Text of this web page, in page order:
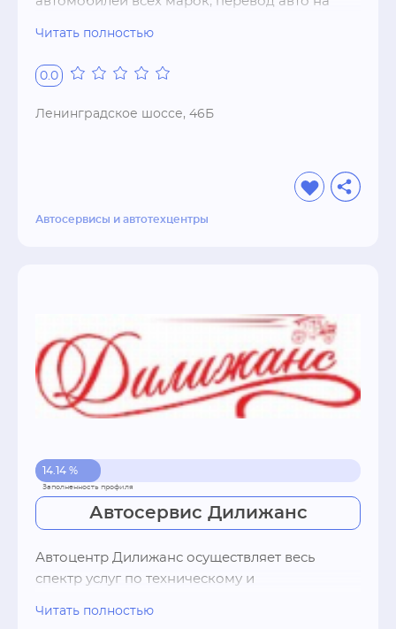
Читать полностью
0.0
Ленинградское шоссе, 46Б
Автосервисы и автотехцентры
14.14 %
Автосервис Дилижанс
Автоцентр Дилижанс осуществляет весь
спектр услуг по техническому и
Читать полностью